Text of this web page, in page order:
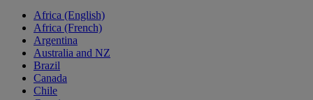
Africa (English)
Africa (French)
Argentina
Australia and NZ
Brazil
Canada
Chile